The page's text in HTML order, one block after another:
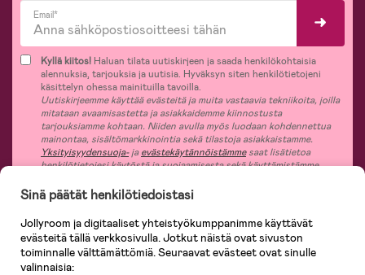
Email*
Kyllä kiitos! Haluan tilata uutiskirjeen ja saada henkilökohtaisia
alennuksia, tarjouksia ja uutisia. Hyväksyn siten henkilötietojeni
käsittelyn ohessa mainituilla tavoilla.
Uutiskirjeemme käyttää evästeitä ja muita vastaavia tekniikoita, joilla
mitataan avaamisastetta ja asiakkaidemme kiinnostusta
tarjouksiamme kohtaan. Niiden avulla myös luodaan kohdennettua
mainontaa, sisältömarkkinointia sekä tilastoja asiakkaistamme.
Yksityisyydensuoja-jaevästekäytännöistämmesaat lisätietoa
henkilötietojesi käytöstä ja suojaamisesta sekä käyttämistämme
käsittelyyn ja evästeiden käyttöön irtisanomalla uutiskirjeemme
tilauksen.
Sinä päätät henkilötiedoistasi
Jollyroom ja digitaaliset yhteistyökumppanimme käyttävät
evästeitä tällä verkkosivulla. Jotkut näistä ovat sivuston
toiminnalle välttämättömiä. Seuraavat evästeet ovat sinulle
valinnaisia: